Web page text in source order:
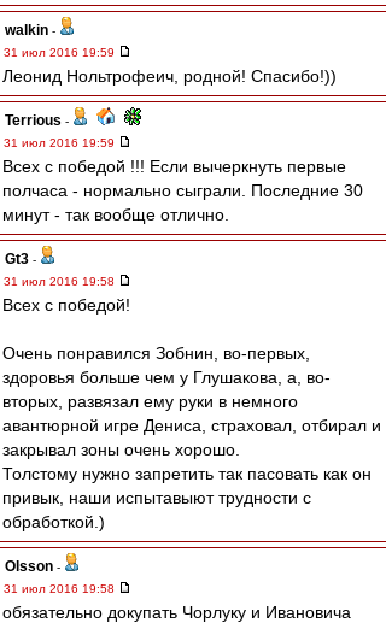
walkin -
31 июл 2016 19:59
Леонид Нольтрофеич, родной! Спасибо!))
Terrious -
31 июл 2016 19:59
Всех с победой !!! Если вычеркнуть первые
полчаса - нормально сыграли. Последние 30
минут - так вообще отлично.
Gt3 -
31 июл 2016 19:58
Всех с победой!
Очень понравился Зобнин, во-первых,
здоровья больше чем у Глушакова, а, во-
вторых, развязал ему руки в немного
авантюрной игре Дениса, страховал, отбирал и
закрывал зоны очень хорошо.
Толстому нужно запретить так пасовать как он
привык, наши испытавыют трудности с
обработкой.)
Olsson -
31 июл 2016 19:58
обязательно докупать Чорлуку и Ивановича